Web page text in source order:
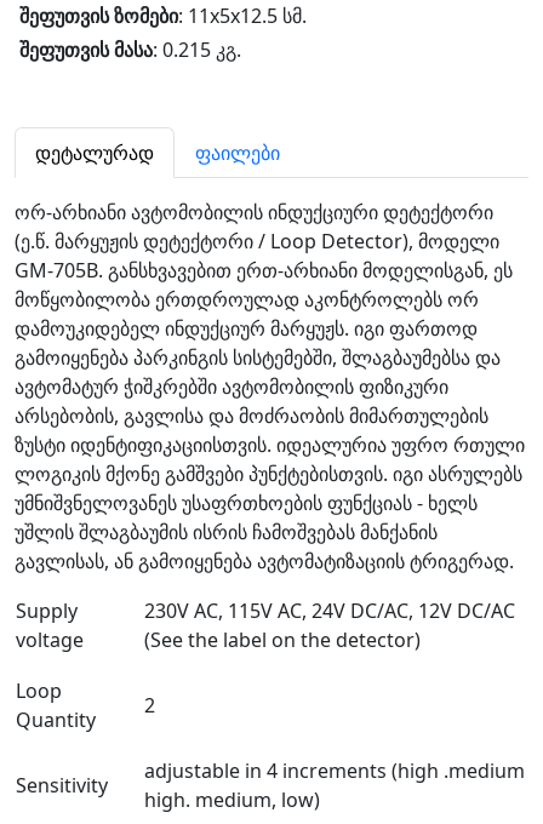
შეფუთვის ზომები: 11x5x12.5 სმ.
შეფუთვის მასა: 0.215 კგ.
დეტალურად ფაილები
ორ-არხიანი ავტომობილის ინდუქციური დეტექტორი
(ე.წ. მარყუჟის დეტექტორი / Loop Detector), მოდელი
GM-705B. განსხვავებით ერთ-არხიანი მოდელისგან, ეს
მოწყობილობა ერთდროულად აკონტროლებს ორ
დამოუკიდებელ ინდუქციურ მარყუჟს. იგი ფართოდ
გამოიყენება პარკინგის სისტემებში, შლაგბაუმებსა და
ავტომატურ ჭიშკრებში ავტომობილის ფიზიკური
არსებობის, გავლისა და მოძრაობის მიმართულების
ზუსტი იდენტიფიკაციისთვის. იდეალურია უფრო რთული
ლოგიკის მქონე გამშვები პუნქტებისთვის. იგი ასრულებს
უმნიშვნელოვანეს უსაფრთხოების ფუნქციას - ხელს
უშლის შლაგბაუმის ისრის ჩამოშვებას მანქანის
გავლისას, ან გამოიყენება ავტომატიზაციის ტრიგერად.
Supply
voltage
230V AC, 115V AC, 24V DC/AC, 12V DC/AC
(See the label on the detector)
Loop
Quantity
2
Sensitivity
adjustable in 4 increments (high .medium
high. medium, low)